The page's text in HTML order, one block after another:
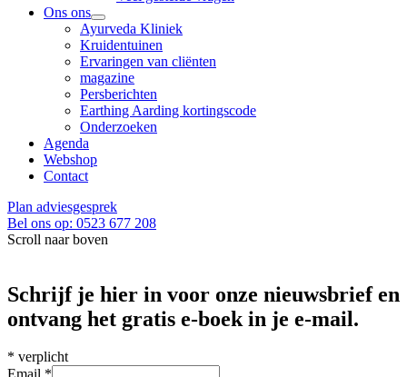
Ons ons
Ayurveda Kliniek
Kruidentuinen
Ervaringen van cliënten
magazine
Persberichten
Earthing Aarding kortingscode
Onderzoeken
Agenda
Webshop
Contact
Plan adviesgesprek
Bel ons op: 0523 677 208
Scroll naar boven
Schrijf je hier in voor onze nieuwsbrief en
ontvang het gratis e-boek in je e-mail.
* verplicht